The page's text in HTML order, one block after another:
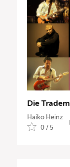
Die
Haiko Heinz
0 / 5